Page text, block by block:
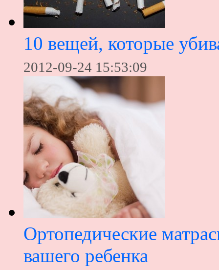
10 вещей, которые
2012-09-24 15:53:09
Ортопедические
вашего ребенка